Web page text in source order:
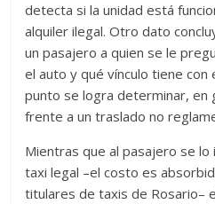
detecta si la unidad está
alquiler ilegal. Otro dato
un pasajero a quien se le
el auto y qué vínculo tiene con
punto se logra determinar, en
frente a un traslado no
Mientras que al pasajero se lo
taxi legal –el costo es
titulares de taxis de Rosario–